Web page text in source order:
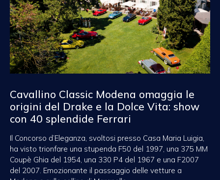
Cavallino Classic Modena omaggia le
origini del Drake e la Dolce Vita: show
con 40 splendide Ferrari
Il Concorso d’Eleganza, svoltosi presso Casa Maria Luigia,
ha visto trionfare una stupenda F50 del 1997, una 375 MM
Coupè Ghia del 1954, una 330 P4 del 1967 e una F2007
del 2007. Emozionante il passaggio delle vetture a